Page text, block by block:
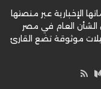
الإخبارية عبر منصتها
الشأن العام في مصر
موثوقة تضع القارئ
وسط